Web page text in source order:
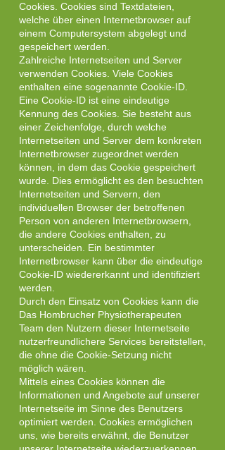
Cookies. Cookies sind Textdateien,
welche über einen Internetbrowser auf
einem Computersystem abgelegt und
gespeichert werden.
Zahlreiche Internetseiten und Server
verwenden Cookies. Viele Cookies
enthalten eine sogenannte Cookie-ID.
Eine Cookie-ID ist eine eindeutige
Kennung des Cookies. Sie besteht aus
einer Zeichenfolge, durch welche
Internetseiten und Server dem konkreten
Internetbrowser zugeordnet werden
können, in dem das Cookie gespeichert
wurde. Dies ermöglicht es den besuchten
Internetseiten und Servern, den
individuellen Browser der betroffenen
Person von anderen Internetbrowsern,
die andere Cookies enthalten, zu
unterscheiden. Ein bestimmter
Internetbrowser kann über die eindeutige
Cookie-ID wiedererkannt und identifiziert
werden.
Durch den Einsatz von Cookies kann die
Das Hombrucher Physiotherapeuten
Team den Nutzern dieser Internetseite
nutzerfreundlichere Services bereitstellen,
die ohne die Cookie-Setzung nicht
möglich wären.
Mittels eines Cookies können die
Informationen und Angebote auf unserer
Internetseite im Sinne des Benutzers
optimiert werden. Cookies ermöglichen
uns, wie bereits erwähnt, die Benutzer